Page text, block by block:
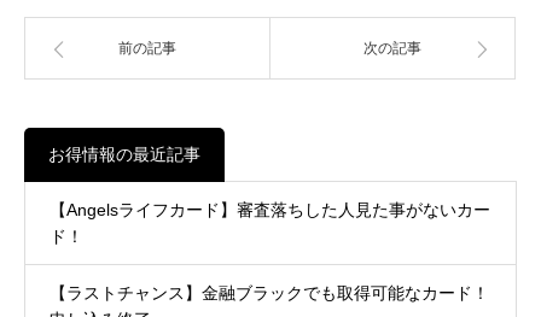
前の記事 次の記事
お得情報の最近記事
【Angelsライフカード】審査落ちした人見た事がないカー
ド！
【ラストチャンス】金融ブラックでも取得可能なカード！